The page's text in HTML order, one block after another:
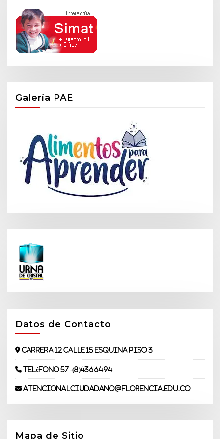
Galería PAE
Datos de Contacto
Carrera 12 Calle 15 Esquina piso 3
Teléfono 57 -(8)4366494
atencionalciudadano@florencia.edu.co
Mapa de Sitio